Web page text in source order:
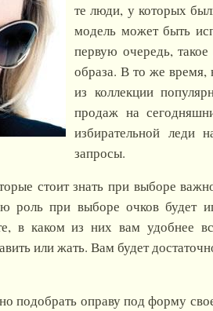
те люди, у которых
модель может быть
первую очередь,
образа. В то же время,
из коллекции
продаж на
избирательной леди
запросы.
стоит знать при выборе
роль при выборе очков будет
в каком из них вам удобнее
или жать. Вам будет
подобрать оправу под форму